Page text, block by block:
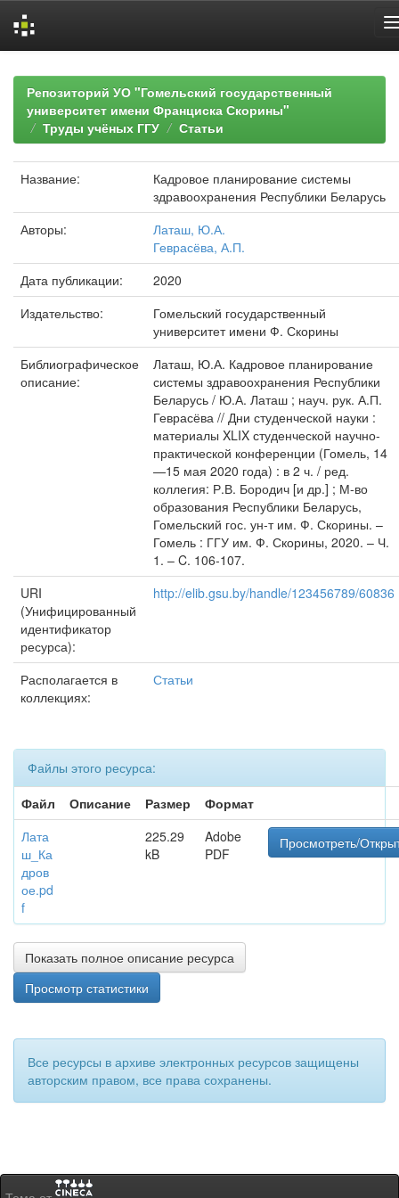
navigationРепозиторий УО "Гомельский государственный
университет имени Франциска Скорины"
Труды учёных ГГУ
Статьи
Название:
Кадровое планирование системы
здравоохранения Республики Беларусь
Авторы:
Латаш, Ю.А.
Геврасёва, А.П.
Дата публикации:
2020
Издательство:
Гомельский государственный
университет имени Ф. Скорины
Библиографическое
описание:
Латаш, Ю.А. Кадровое планирование
системы здравоохранения Республики
Беларусь / Ю.А. Латаш ; науч. рук. А.П.
Геврасёва // Дни студенческой науки :
материалы XLIX студенческой научно-
практической конференции (Гомель, 14
—15 мая 2020 года) : в 2 ч. / ред.
коллегия: Р.В. Бородич [и др.] ; М-во
образования Республики Беларусь,
Гомельский гос. ун-т им. Ф. Скорины. –
Гомель : ГГУ им. Ф. Скорины, 2020. – Ч.
1. – C. 106-107.
URI
(Унифицированный
идентификатор
ресурса):
http://elib.gsu.by/handle/123456789/60836
Располагается в
коллекциях:
Статьи
Файлы этого ресурса:
Файл
Описание Размер
Формат
Лата
ш_Ка
дров
ое.pd
f
225.29
kB
Adobe
PDF
Просмотреть/
Показать полное описание ресурса
Просмотр статистики
Все ресурсы в архиве электронных ресурсов защищены
авторским правом, все права сохранены.